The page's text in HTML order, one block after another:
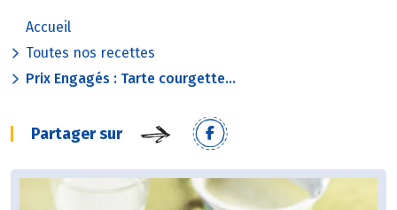
Accueil
Toutes nos recettes
Prix Engagés : Tarte courgette...
Partager sur